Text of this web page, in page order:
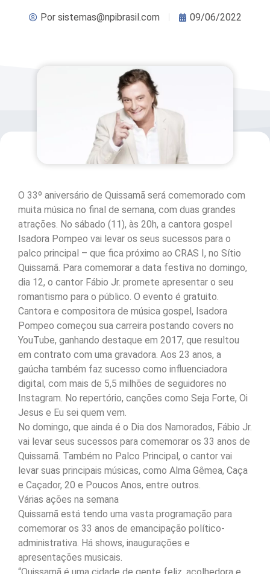
Porsistemas@npibrasil.com 09/06/2022
O 33º aniversário de Quissamã será comemorado com
muita música no final de semana, com duas grandes
atrações. No sábado (11), às 20h, a cantora gospel
Isadora Pompeo vai levar os seus sucessos para o
palco principal – que fica próximo ao CRAS I, no Sítio
Quissamã. Para comemorar a data festiva no domingo,
dia 12, o cantor Fábio Jr. promete apresentar o seu
romantismo para o público. O evento é gratuito.
Cantora e compositora de música gospel, Isadora
Pompeo começou sua carreira postando covers no
YouTube, ganhando destaque em 2017, que resultou
em contrato com uma gravadora. Aos 23 anos, a
gaúcha também faz sucesso como influenciadora
digital, com mais de 5,5 milhões de seguidores no
Instagram. No repertório, canções como Seja Forte, Oi
Jesus e Eu sei quem vem.
No domingo, que ainda é o Dia dos Namorados, Fábio Jr.
vai levar seus sucessos para comemorar os 33 anos de
Quissamã. Também no Palco Principal, o cantor vai
levar suas principais músicas, como Alma Gêmea, Caça
e Caçador, 20 e Poucos Anos, entre outros.
Várias ações na semana
Quissamã está tendo uma vasta programação para
comemorar os 33 anos de emancipação político-
administrativa. Há shows, inaugurações e
apresentações musicais.